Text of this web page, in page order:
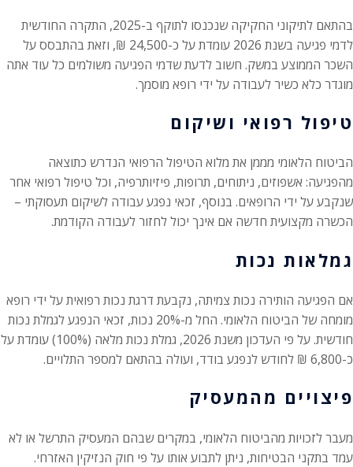
בהתאם לתיקוני החקיקה שנכנסו לתוקף ב-2025, התקרה החודשית
לדמי פגיעה בשנת 2026 עומדת על כ-24,500 ₪, וזאת בהתבסס על
השכר הממוצע במשק. חשוב לדעת שדמי הפגיעה משולמים כל עוד אתה
מוגדר כלא כשיר לעבודה על ידי רופא מוסמך.
טיפול רפואי ושיקום
הביטוח הלאומי מממן את מלוא הטיפול הרפואי הנדרש כתוצאה
מהפגיעה: אשפוזים, ניתוחים, תרופות, פיזיותרפיה, וכל טיפול רפואי אחר
שנקבע על ידי הרופאים. בנוסף, זכאי נפגע עבודה לשיקום תעסוקתי –
הכשרה מקצועית חדשה אם אינך יכול לחזור לעבודה הקודמת.
גמלאות נכות
אם הפגיעה הותירה נכות צמיתה, נקבעת דרגת נכות רפואית על ידי רופא
מומחה של הביטוח הלאומי. החל מ-20% נכות, זכאי הנפגע לגמלת נכות
חודשית. על פי העדכון משנת 2026, גמלת נכות מלאה (100%) עומדת על
כ-6,800 ₪ לחודש לנפגע בודד, ועולה בהתאם למספר התלויים.
פיצויים מהמעסיק
מעבר לזכויות מהביטוח הלאומי, במקרים שבהם המעסיק התרשל או לא
עמד בתקני הבטיחות, ניתן לתבוע אותו על פי חוק הנזיקין האזרחי.